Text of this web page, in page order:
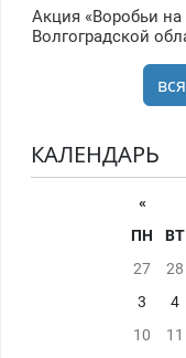
Акция «Воробьи на
Волгоградской
КАЛЕНДАРЬ
«
ПН
ВТ
27
28
3
4
10
11